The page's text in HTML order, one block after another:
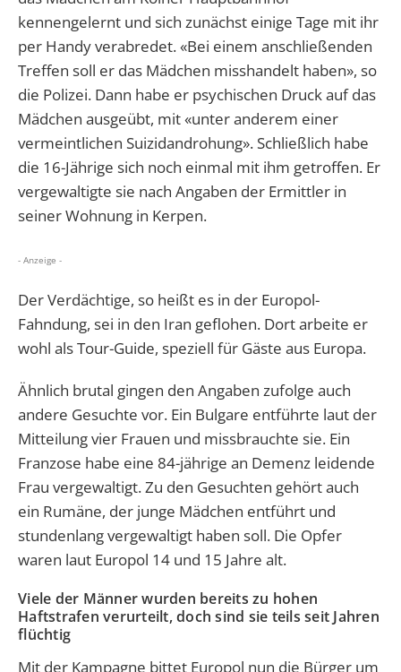
kennengelernt und sich zunächst einige Tage mit ihr
per Handy verabredet. «Bei einem anschließenden
Treffen soll er das Mädchen misshandelt haben», so
die Polizei. Dann habe er psychischen Druck auf das
Mädchen ausgeübt, mit «unter anderem einer
vermeintlichen Suizidandrohung». Schließlich habe
die 16-Jährige sich noch einmal mit ihm getroffen. Er
vergewaltigte sie nach Angaben der Ermittler in
seiner Wohnung in Kerpen.
- Anzeige -
Der Verdächtige, so heißt es in der Europol-
Fahndung, sei in den Iran geflohen. Dort arbeite er
wohl als Tour-Guide, speziell für Gäste aus Europa.
Ähnlich brutal gingen den Angaben zufolge auch
andere Gesuchte vor. Ein Bulgare entführte laut der
Mitteilung vier Frauen und missbrauchte sie. Ein
Franzose habe eine 84-jährige an Demenz leidende
Frau vergewaltigt. Zu den Gesuchten gehört auch
ein Rumäne, der junge Mädchen entführt und
stundenlang vergewaltigt haben soll. Die Opfer
waren laut Europol 14 und 15 Jahre alt.
Viele der Männer wurden bereits zu hohen
Haftstrafen verurteilt, doch sind sie teils seit Jahren
flüchtig
Mit der Kampagne bittet Europol nun die Bürger um